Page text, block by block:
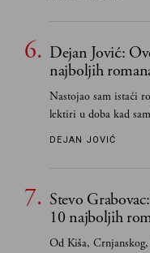
Dejan Jović:
najboljih
Nastojao sam istaći
lektiri u doba kad
Smatrao sam da su
DEJAN JOVIĆ
Stevo
10 najboljih
Od Kiša,